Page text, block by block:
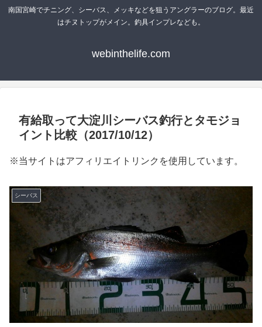
南国宮崎でチニング、シーバス、メッキなどを狙うアングラーのブログ。最近
はチヌトップがメイン。釣具インプレなども。
webinthelife.com
有給取って大淀川シーバス釣行とタモジョ
イント比較（2017/10/12）
※当サイトはアフィリエイトリンクを使用しています。
シーバス